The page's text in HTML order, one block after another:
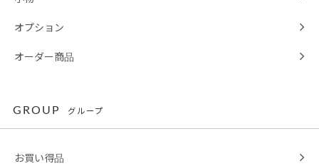
オプション
オーダー商品
GROUP グループ
お買い得品